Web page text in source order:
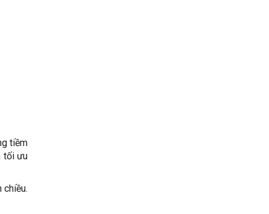
tiềm
tối ưu